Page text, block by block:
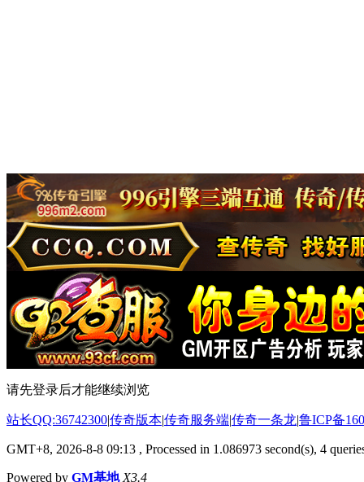
请先登录后才能继续浏览
站长QQ:36742300|传奇版本|传奇服务端|传奇一条龙|鲁ICP备
GMT+8, 2026-8-8 09:13 , Processed in 1.086973 second(s), 4
Powered by GM基地 X3.4